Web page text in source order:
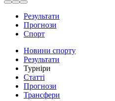
Результати
Прогнози
Спорт
Новини спорту
Результати
Турніри
Статті
Прогнози
Трансфери